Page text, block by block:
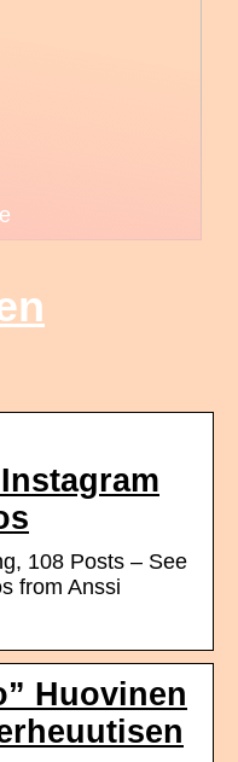
108 Posts – See
from Anssi
Huovinen